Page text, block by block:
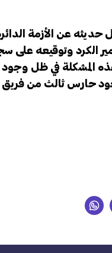
عن الأزمة
الكرد وتوقيعه
المشكلة في ظل وجود
حارس ثالث من فريق